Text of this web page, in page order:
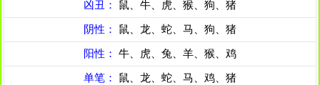
凶丑： 鼠、牛、虎、猴、狗、猪
阴性： 鼠、龙、蛇、马、狗、猪
阳性： 牛、虎、兔、羊、猴、鸡
单笔： 鼠、龙、蛇、马、鸡、猪